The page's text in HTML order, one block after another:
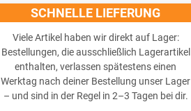
SCHNELLE LIEFERUNG
Viele Artikel haben wir direkt auf Lager:
Bestellungen, die ausschließlich Lagerartikel
enthalten, verlassen spätestens einen
Werktag nach deiner Bestellung unser Lager
– und sind in der Regel in 2–3 Tagen bei dir.